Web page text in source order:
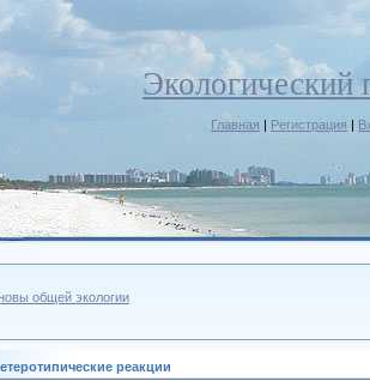
Экологический
Главная | Регистрация |
общей экологии
реакции